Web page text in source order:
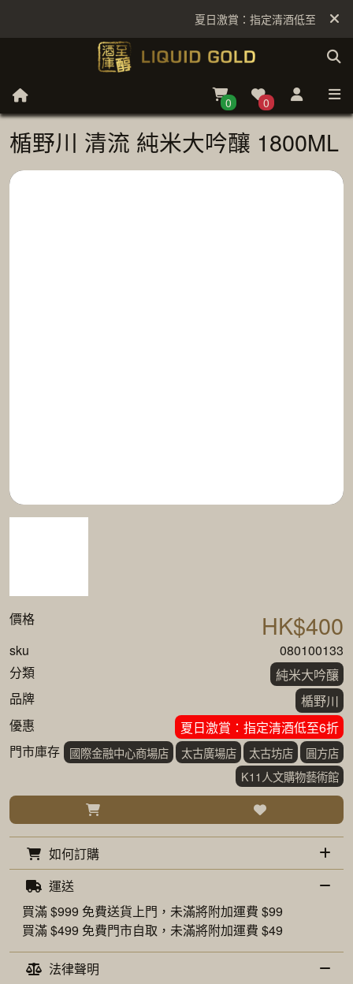
夏日激賞：指定清酒低至6折
0 0
楯野川 清流 純米大吟釀 1800ML
價格 HK$400
sku
080100133
分類
純米大吟釀
品牌
楯野川
優惠
夏日激賞：指定清酒低至6折
門市庫存
國際金融中心商場店 太古廣場店 太古坊店
圓方店
K11人文購物藝術館
如何訂購
運送
買滿 $999 免費送貨上門 ，未滿將附加運費 $99
買滿 $499 免費門市自取 ，未滿將附加運費 $49
法律聲明